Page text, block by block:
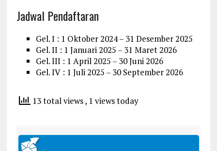
Jadwal Pendaftaran
Gel. I : 1 Oktober 2024 – 31 Desember 2025
Gel. II : 1 Januari 2025 – 31 Maret 2026
Gel. III : 1 April 2025 – 30 Juni 2026
Gel. IV : 1 Juli 2025 – 30 September 2026
13 total views, 1 views today